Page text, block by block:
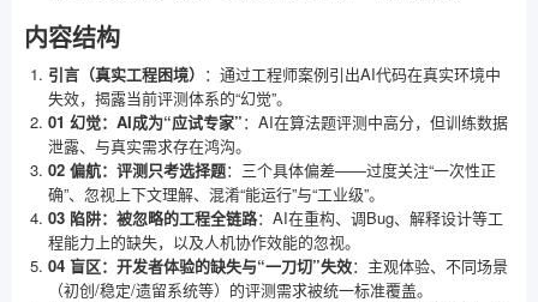
内容结构
引言（真实工程困境） ：通过工程师案例引出AI代码在真实环境中
失效，揭露当前评测体系的“幻觉”。
01 幻觉：AI成为“应试专家”：AI在算法题评测中高分，但训练数据
泄露、与真实需求存在鸿沟。
02 偏航：评测只考选择题：三个具体偏差——过度关注“一次性正
确”、忽视上下文理解、混淆“能运行”与“工业级”。
03 陷阱：被忽略的工程全链路：AI在重构、调Bug、解释设计等工
程能力上的缺失，以及人机协作效能的忽视。
04 盲区：开发者体验的缺失与“一刀切”失效：主观体验、不同场景
（初创/稳定/遗留系统等）的评测需求被统一标准覆盖。